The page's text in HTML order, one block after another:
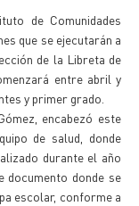
de Comunidades
que se ejecutarán a
de la Libreta de
entre abril y
y primer grado.
encabezó este
de salud, donde
durante el año
documento donde se
escolar, conforme a